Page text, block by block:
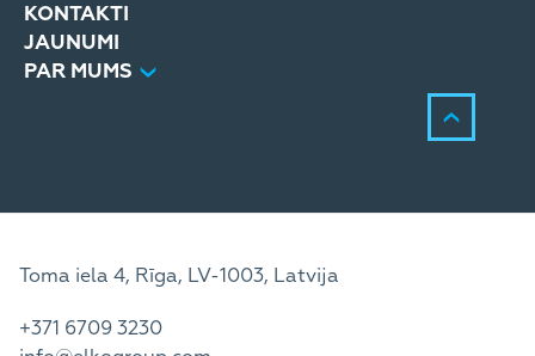
KONTAKTI
JAUNUMI
PAR MUMS
Toma iela 4, Rīga, LV-1003, Latvija
+371 6709 3230